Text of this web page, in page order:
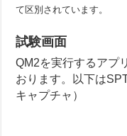
て区別されています。
試験画面
QM2を実行するアプ
おります。以下は
キャプチャ）